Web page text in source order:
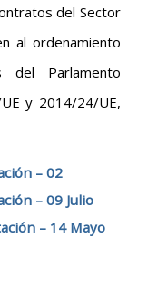
del Sector
al ordenamiento
del Parlamento
y 2014/24/UE,
– 02
– 09 Julio
– 14 Mayo